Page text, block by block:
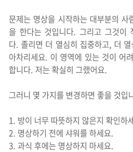
문제는 명상을 시작하는 대부분의 사
을 한다는 것입니다. 그리고 그것이
다. 졸리면 더 열심히 집중하고, 더
아차리세요. 이 영역에 있는 것이 어
합니다. 저는 확실히 그랬어요.
그러니 몇 가지를 변경하면 좋을 것입
1. 방이 너무 따뜻하지 않은지 확인하
2. 명상하기 전에 샤워를 하세요.
3. 과식 후에는 명상하지 마세요.